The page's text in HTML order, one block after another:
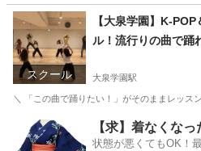
埼玉 朝霞市 北朝霞駅 ヒップホッ
スクール
【大泉学園】K-
ル！流行りの曲で
大泉学園駅
＼ 「この曲で踊りたい！」がそのままレッ
東京 練馬区 大泉学園駅 ダンス
【求】着なくな
状態が悪くてもOK！